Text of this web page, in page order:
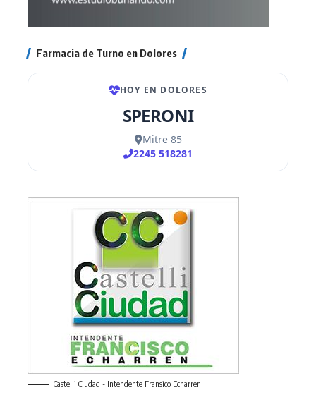
Farmacia de Turno en Dolores
Castelli Ciudad - Intendente Fransico Echarren